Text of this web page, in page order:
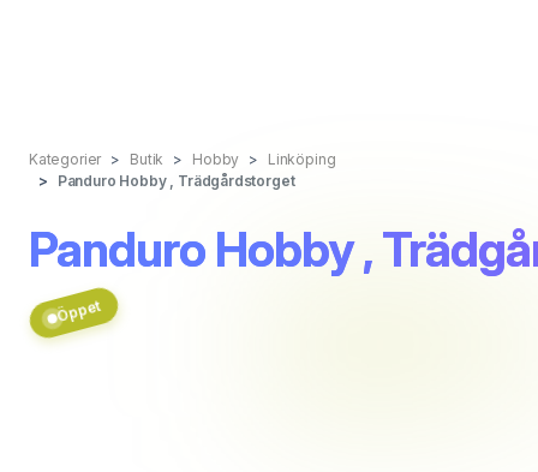
Kategorier Butik Hobby
Linköping
Panduro Hobby , Trädgårdstorget
Panduro Hobby ,
Öppet